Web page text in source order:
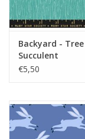
Backyard -
Succulent
€5,50